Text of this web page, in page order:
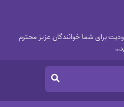
برای شما خوانندگان عزیز محترم